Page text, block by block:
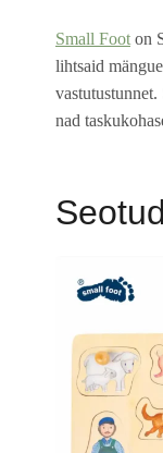
Small Foot on
lihtsaid
nad